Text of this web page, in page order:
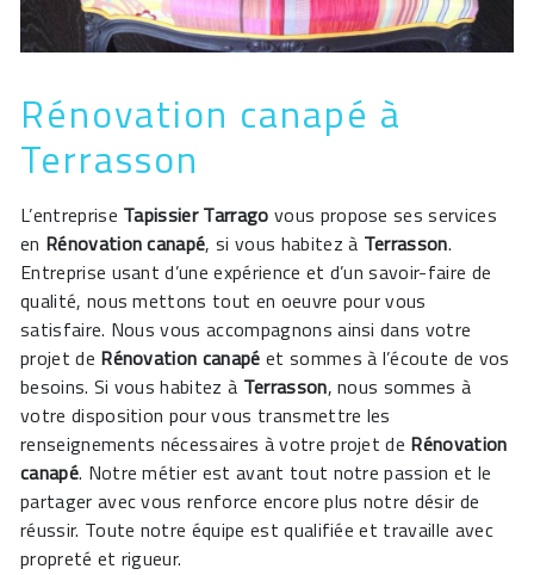
Rénovation canapé à
Terrasson
L’entreprise Tapissier Tarrago vous propose ses services
en Rénovation canapé, si vous habitez à Terrasson.
Entreprise usant d’une expérience et d’un savoir-faire de
qualité, nous mettons tout en oeuvre pour vous
satisfaire. Nous vous accompagnons ainsi dans votre
projet de Rénovation canapé et sommes à l’écoute de vos
besoins. Si vous habitez à Terrasson, nous sommes à
votre disposition pour vous transmettre les
renseignements nécessaires à votre projet de Rénovation
canapé. Notre métier est avant tout notre passion et le
partager avec vous renforce encore plus notre désir de
réussir. Toute notre équipe est qualifiée et travaille avec
propreté et rigueur.